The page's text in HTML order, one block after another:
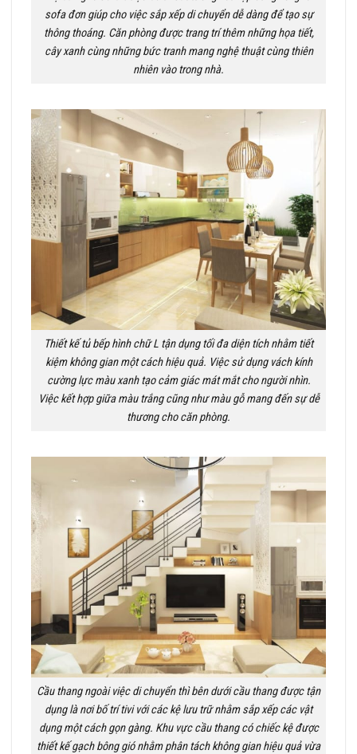
sofa đơn giúp cho việc sắp xếp di chuyển dễ dàng để tạo sự
thông thoáng. Căn phòng được trang trí thêm những họa tiết,
cây xanh cùng những bức tranh mang nghệ thuật cùng thiên
nhiên vào trong nhà.
Thiết kế tủ bếp hình chữ L tận dụng tối đa diện tích nhằm tiết
kiệm không gian một cách hiệu quả. Việc sử dụng vách kính
cường lực màu xanh tạo cảm giác mát mắt cho người nhìn.
Việc kết hợp giữa màu trắng cũng như màu gỗ mang đến sự dễ
thương cho căn phòng.
Cầu thang ngoài việc di chuyển thì bên dưới cầu thang được tận
dụng là nơi bố trí tivi với các kệ lưu trữ nhằm sắp xếp các vật
dụng một cách gọn gàng. Khu vực cầu thang có chiếc kệ được
thiết kế gạch bông gió nhằm phân tách không gian hiệu quả vừa